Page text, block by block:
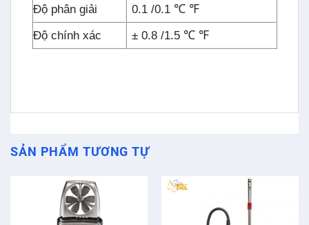
Độ phân giải
0.1 /0.1 ℃ ℉
Độ chính xác
± 0.8 /1.5 ℃ ℉
SẢN PHẨM TƯƠNG TỰ